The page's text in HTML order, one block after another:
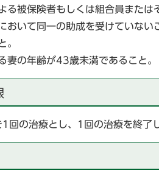
る被保険者もしくは組合員または
おいて同一の助成を受けていない
。
妻の年齢が43歳未満であること。
回の治療とし、1回の治療を終了